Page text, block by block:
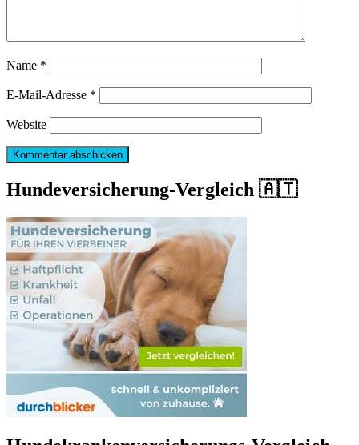
Name *
E-Mail-Adresse *
Website
Hundeversicherung-Vergleich 🇦🇹